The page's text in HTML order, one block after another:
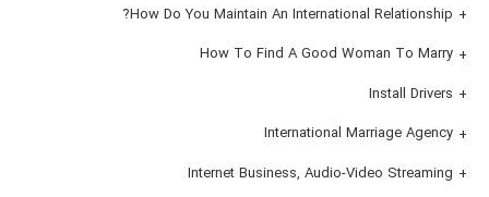
How Do You Maintain An International Relationship?
How To Find A Good Woman To Marry
Install Drivers
International Marriage Agency
Internet Business, Audio-Video Streaming